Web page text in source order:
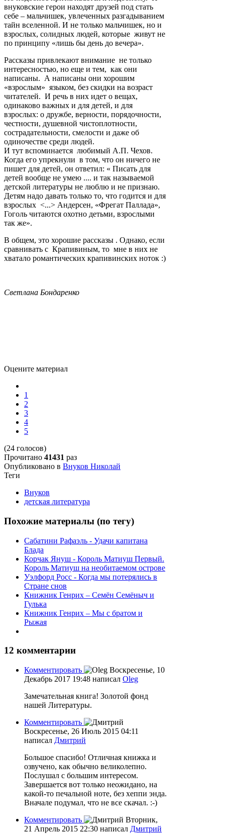
внуковские герои находят друзей под стать
себе – мальчишек, увлеченных разгадыванием
тайн вселенной. И не только мальчишек, но и
взрослых, солидных людей, которые живут не
по принципу «лишь бы день до вечера».
Рассказы привлекают внимание не только
интересностью, но еще и тем, как они
написаны. А написаны они хорошим
«взрослым» языком, без скидки на возраст
читателей. И речь в них идет о вещах,
одинаково важных и для детей, и для
взрослых: о дружбе, верности, порядочности,
честности, душевной чистоплотности,
сострадательности, смелости и даже об
одиночестве среди людей.
И тут вспоминается любимый А.П. Чехов.
Когда его упрекнули в том, что он ничего не
пишет для детей, он ответил: « Писать для
детей вообще не умею .... и так называемой
детской литературы не люблю и не признаю.
Детям надо давать только то, что годится и для
взрослых <...> Андерсен, «Фрегат Паллада»,
Гоголь читаются охотно детьми, взрослыми
так же».
В общем, это хорошие рассказы . Однако, если
сравнивать с Крапивиным, то мне в них не
хватало романтических крапивинских ноток :)
Светлана Бондаренко
Оцените материал
1
2
3
4
5
(24 голосов)
Прочитано 41431 раз
Опубликовано в Внуков Николай
Теги
Внуков
детская литература
Похожие материалы (по тегу)
Сабатини Рафаэль - Удачи капитана
Блада
Корчак Януш - Король Матиуш Первый.
Король Матиуш на необитаемом острове
Уэлфорд Росс - Когда мы потерялись в
Стране снов
Книжник Генрих – Семён Семёныч и
Гулька
Книжник Генрих – Мы с братом и
Рыжая
12 комментарии
Комментировать
Воскресенье, 10
Декабрь 2017 19:48 написал Oleg
Замечательная книга! Золотой фонд
нашей Литературы.
Комментировать
Воскресенье, 26 Июль 2015 04:11
написал Дмитрий
Большое спасибо! Отличная книжка и
озвучено, как обычно великолепно.
Послушал с большим интересом.
Завершается вот только неожидано, на
какой-то печальной ноте, без хеппи энда.
Вначале подумал, что не все скачал. :-)
Комментировать
Вторник,
21 Апрель 2015 22:30 написал Дмитрий